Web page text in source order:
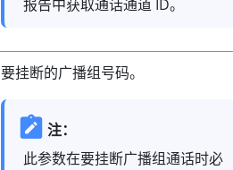
报告中获取通话通道 ID。
要挂断的广播组号码。
注：
此参数在要挂断广播组通话时必